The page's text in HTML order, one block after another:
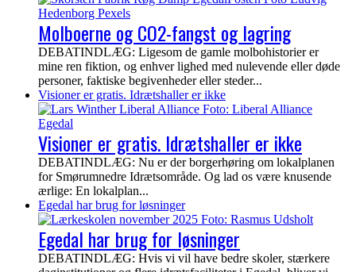
Molboerne og CO2-fangst og lagring
DEBATINDLÆG: Ligesom de gamle molbohistorier er
mine ren fiktion, og enhver lighed med nulevende eller døde
personer, faktiske begivenheder eller steder...
Visioner er gratis. Idrætshaller er ikke
Visioner er gratis. Idrætshaller er ikke
DEBATINDLÆG: Nu er der borgerhøring om lokalplanen
for Smørumnedre Idrætsområde. Og lad os være knusende
ærlige: En lokalplan...
Egedal har brug for løsninger
Egedal har brug for løsninger
DEBATINDLÆG: Hvis vi vil have bedre skoler, stærkere